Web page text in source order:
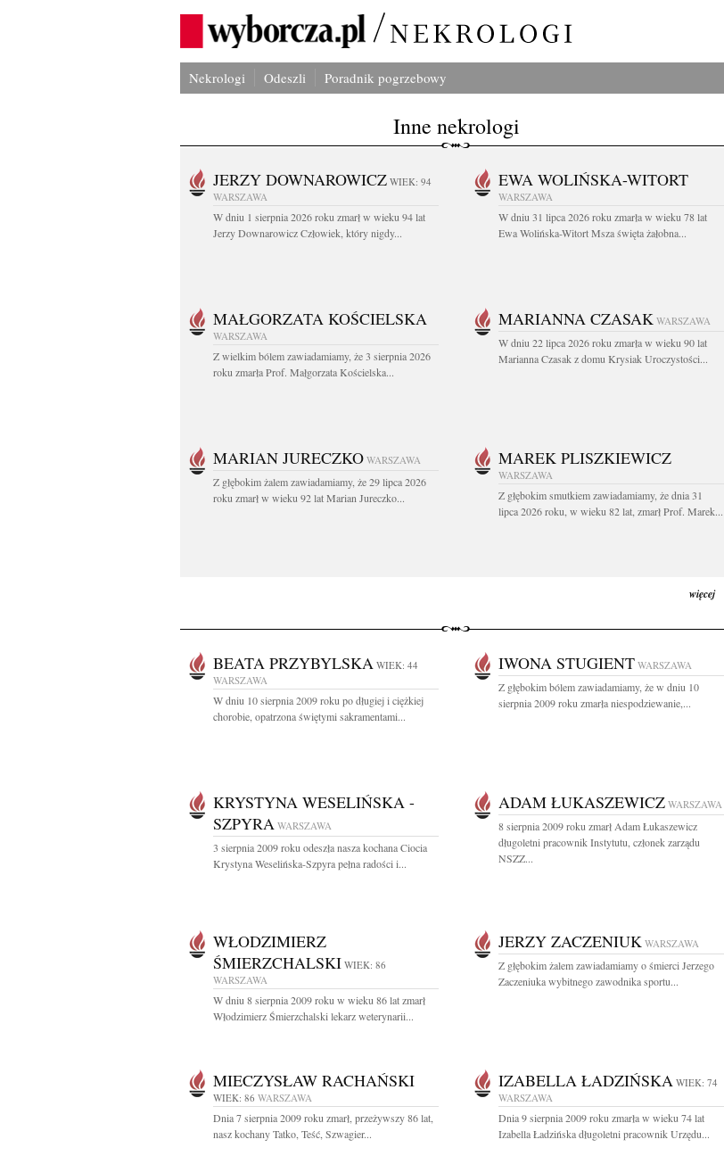
Nekrologi Odeszli Poradnik pogrzebowy
Inne nekrologi
JERZY DOWNAROWICZ WIEK: 94
WARSZAWA
W dniu 1 sierpnia 2026 roku zmarł w wieku 94 lat
Jerzy Downarowicz Człowiek, który nigdy...
EWA WOLIŃSKA-WITORT
WARSZAWA
W dniu 31 lipca 2026 roku zmarła w wieku 78 lat
Ewa Wolińska-Witort Msza święta żałobna...
MAŁGORZATA KOŚCIELSKA
WARSZAWA
Z wielkim bólem zawiadamiamy, że 3 sierpnia 2026
roku zmarła Prof. Małgorzata Kościelska...
MARIANNA CZASAK WARSZAWA
W dniu 22 lipca 2026 roku zmarła w wieku 90 lat
Marianna Czasak z domu Krysiak Uroczystości...
MARIAN JURECZKO WARSZAWA
Z głębokim żalem zawiadamiamy, że 29 lipca 2026
roku zmarł w wieku 92 lat Marian Jureczko...
MAREK PLISZKIEWICZ
WARSZAWA
Z głębokim smutkiem zawiadamiamy, że dnia 31
lipca 2026 roku, w wieku 82 lat, zmarł Prof. Marek...
więcej
BEATA PRZYBYLSKA WIEK: 44
WARSZAWA
W dniu 10 sierpnia 2009 roku po długiej i ciężkiej
chorobie, opatrzona świętymi sakramentami...
IWONA STUGIENT WARSZAWA
Z głębokim bólem zawiadamiamy, że w dniu 10
sierpnia 2009 roku zmarła niespodziewanie,...
KRYSTYNA WESELIŃSKA -
SZPYRA WARSZAWA
3 sierpnia 2009 roku odeszła nasza kochana Ciocia
Krystyna Weselińska-Szpyra pełna radości i...
ADAM ŁUKASZEWICZ WARSZAWA
8 sierpnia 2009 roku zmarł Adam Łukaszewicz
długoletni pracownik Instytutu, członek zarządu
NSZZ...
WŁODZIMIERZ
ŚMIERZCHALSKI WIEK: 86
WARSZAWA
W dniu 8 sierpnia 2009 roku w wieku 86 lat zmarł
Włodzimierz Śmierzchalski lekarz weterynarii...
JERZY ZACZENIUK WARSZAWA
Z głębokim żalem zawiadamiamy o śmierci Jerzego
Zaczeniuka wybitnego zawodnika sportu...
MIECZYSŁAW RACHAŃSKI
WIEK: 86 WARSZAWA
Dnia 7 sierpnia 2009 roku zmarł, przeżywszy 86 lat,
nasz kochany Tatko, Teść, Szwagier...
IZABELLA ŁADZIŃSKA WIEK: 74
WARSZAWA
Dnia 9 sierpnia 2009 roku zmarła w wieku 74 lat
Izabella Ładzińska długoletni pracownik Urzędu...